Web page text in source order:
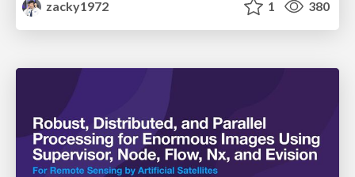
zacky1972 1 380